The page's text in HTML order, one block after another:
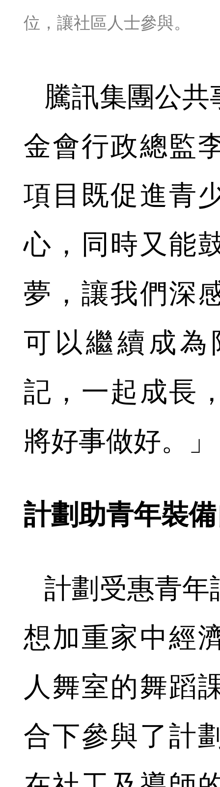
位，讓社區人士參與。
騰訊集團公共
金會行政總監
項目既促進青
心，同時又能
夢，讓我們深
可以繼續成
記，一起成長
將好事做好。」
計劃助青年裝
計劃受惠青年
想加重家中經
人舞室的舞蹈
合下參與了計